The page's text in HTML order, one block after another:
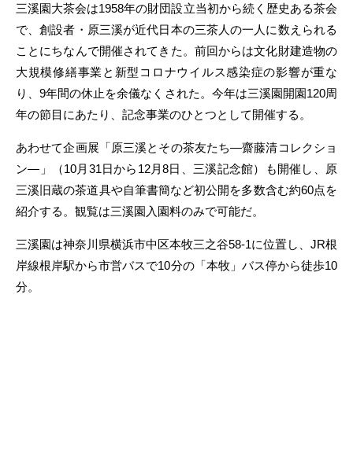
三溪園大茶会は1958年の財団設立当初から続く歴史ある茶会
で、創設者・原三溪が近代日本の三茶人の一人に数えられる
ことにちなんで開催されてきた。前回からは文化財建造物の
大規模修繕事業と新型コロナウイルス感染症の影響が重な
り、9年間の休止を余儀なくされた。今年は三溪園開園120周
年の節目にあたり、記念事業のひとつとして開催する。
あわせて企画展「原三溪とその茶友たち―齋藤清コレクショ
ン―」（10月31日から12月8日、三溪記念館）も開催し、原
三溪旧蔵の茶道具や自筆書簡など初公開を多数含む約60点を
紹介する。観覧は三溪園入園料のみで可能だ。
三溪園は神奈川県横浜市中区本牧三之谷58-1に位置し、JR根
岸線根岸駅から市営バスで10分の「本牧」バス停から徒歩10
分。